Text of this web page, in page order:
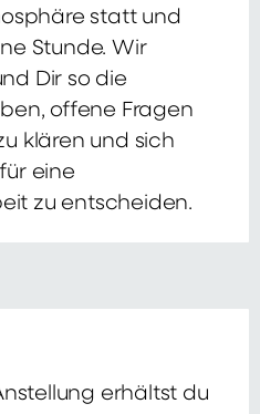
statt und
Stunde. Wir
Dir so die
offene Fragen
klären und sich
eine
zu entscheiden.
erhältst du